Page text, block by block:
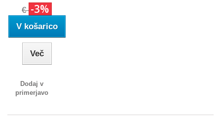
€ -3%
V košarico
Več
Dodaj v
primerjavo